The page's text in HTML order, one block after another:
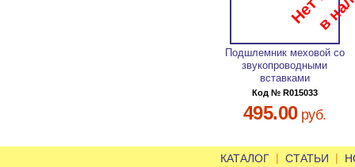
Подшлемник меховой со
звукопроводными
вставками
Код № R015033
495.00руб.
КАТАЛОГ | СТАТЬИ |